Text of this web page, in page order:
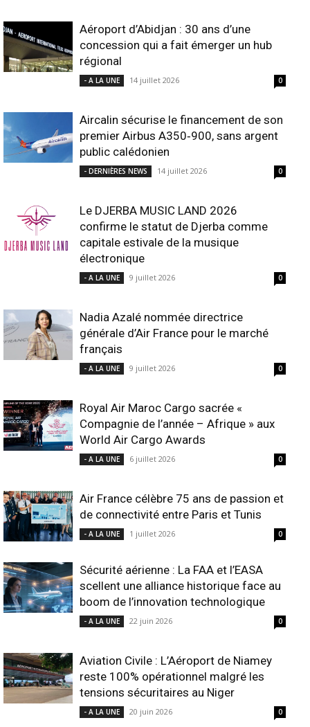
Aéroport d’Abidjan : 30 ans d’une
concession qui a fait émerger un hub
régional
- A LA UNE 14 juillet 2026 0
Aircalin sécurise le financement de son
premier Airbus A350‑900, sans argent
public calédonien
- DERNIÈRES NEWS 14 juillet 2026 0
Le DJERBA MUSIC LAND 2026
confirme le statut de Djerba comme
capitale estivale de la musique
électronique
- A LA UNE 9 juillet 2026 0
Nadia Azalé nommée directrice
générale d’Air France pour le marché
français
- A LA UNE 9 juillet 2026 0
Royal Air Maroc Cargo sacrée «
Compagnie de l’année – Afrique » aux
World Air Cargo Awards
- A LA UNE 6 juillet 2026 0
Air France célèbre 75 ans de passion et
de connectivité entre Paris et Tunis
- A LA UNE 1 juillet 2026 0
Sécurité aérienne : La FAA et l’EASA
scellent une alliance historique face au
boom de l’innovation technologique
- A LA UNE 22 juin 2026 0
Aviation Civile : L’Aéroport de Niamey
reste 100% opérationnel malgré les
tensions sécuritaires au Niger
- A LA UNE 20 juin 2026 0